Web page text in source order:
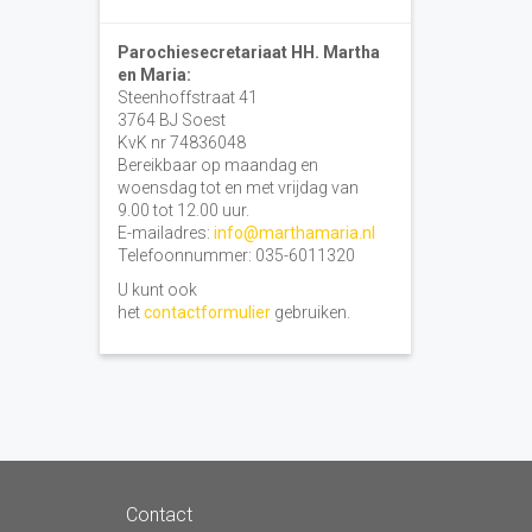
Parochiesecretariaat HH. Martha
en Maria:
Steenhoffstraat 41
3764 BJ Soest
KvK nr 74836048
Bereikbaar op maandag en
woensdag tot en met vrijdag van
9.00 tot 12.00 uur.
E-mailadres: info@marthamaria.nl
Telefoonnummer: 035-6011320
U kunt ook
hetcontactformuliergebruiken.
Contact